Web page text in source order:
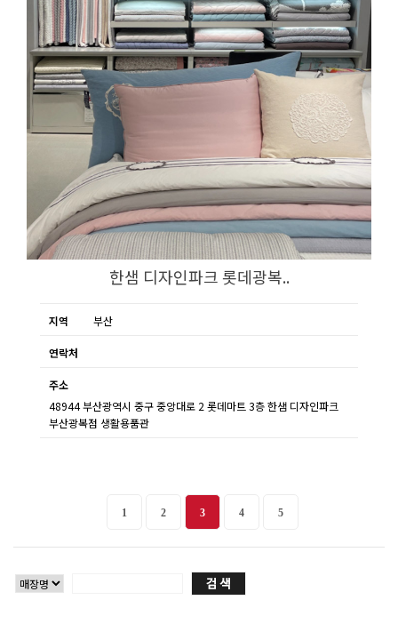
한샘 디자인파크 롯데광복..
지역 부산
연락처
주소
48944 부산광역시 중구 중앙대로 2 롯데마트 3층 한샘 디자인파크
부산광복점 생활용품관
1 2 3 4 5